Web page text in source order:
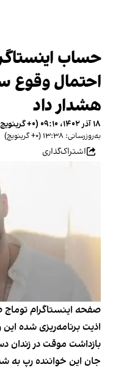
حساب
احتمال وقوع
هشدار داد
۱۸ آذر ۱۴۰۲، ۰۹:۱۰ (‎+۰ گرینویچ)
به‌روزرسانی: ۱۳:۳۸ (‎+۰ گرینویچ)
اشتراک‌گذاری
صفحه اینستاگرام توماج
اذیت برنامه‌ریزی شده
بازداشت موقت در زندان
جان این خواننده رپ